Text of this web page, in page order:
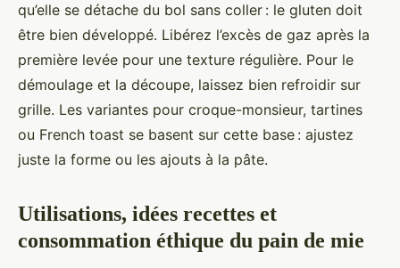
qu’elle se détache du bol sans coller : le gluten doit
être bien développé. Libérez l’excès de gaz après la
première levée pour une texture régulière. Pour le
démoulage et la découpe, laissez bien refroidir sur
grille. Les variantes pour croque-monsieur, tartines
ou French toast se basent sur cette base : ajustez
juste la forme ou les ajouts à la pâte.
Utilisations, idées recettes et
consommation éthique du pain de mie